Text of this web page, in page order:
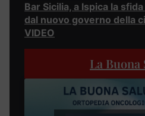
Bar Sicilia, a Ispica la
dal nuovo governo della
VIDEO
La Buona